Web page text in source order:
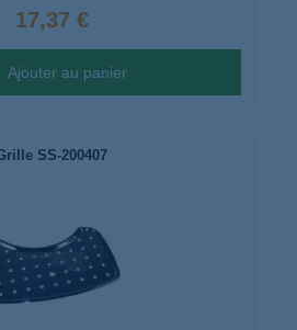
17,37 €
Ajouter au panier
SS-200407